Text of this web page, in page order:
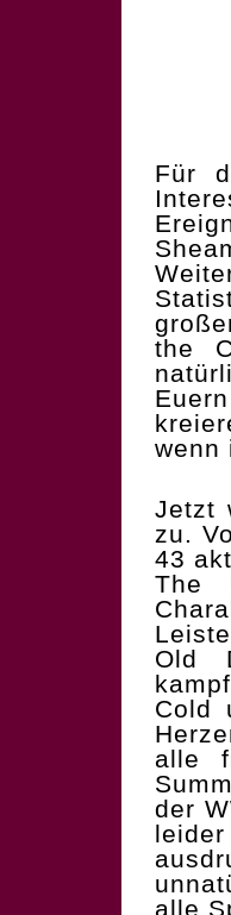
Für
the
wenn
Jetzt
zu.
43
The
Old
Cold
alle
der
alle